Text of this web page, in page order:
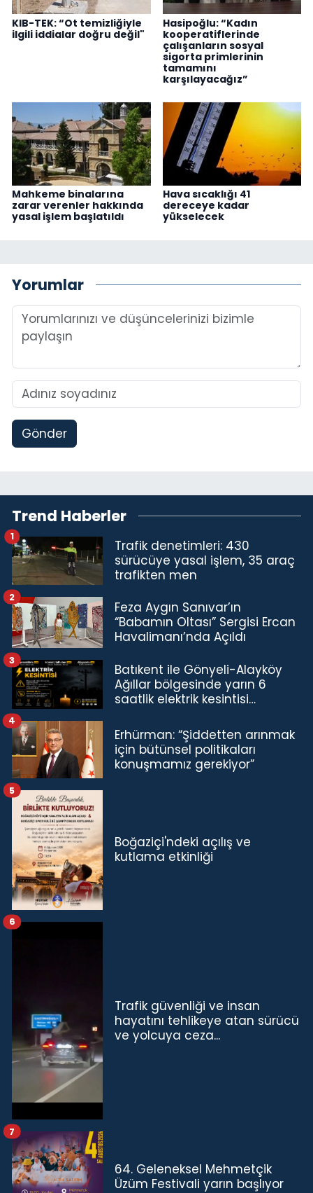
KIB-TEK: “Ot temizliğiyle
ilgili iddialar doğru değil"
Hasipoğlu: “Kadın
kooperatiflerinde
çalışanların sosyal
sigorta primlerinin
tamamını
karşılayacağız”
Mahkeme binalarına
zarar verenler hakkında
yasal işlem başlatıldı
Hava sıcaklığı 41
dereceye kadar
yükselecek
Yorumlar
Gönder
Trend Haberler
Trafik denetimleri: 430
sürücüye yasal işlem, 35 araç
trafikten men
1
Feza Aygın Sanıvar’ın
“Babamın Oltası” Sergisi Ercan
Havalimanı’nda Açıldı
2
Batıkent ile Gönyeli-Alayköy
Ağıllar bölgesinde yarın 6
saatlik elektrik kesintisi…
3
Erhürman: “Şiddetten arınmak
için bütünsel politikaları
konuşmamız gerekiyor”
4
Boğaziçi'ndeki açılış ve
kutlama etkinliği
5
Trafik güvenliği ve insan
hayatını tehlikeye atan sürücü
ve yolcuya ceza...
6
64. Geleneksel Mehmetçik
Üzüm Festivali yarın başlıyor
7